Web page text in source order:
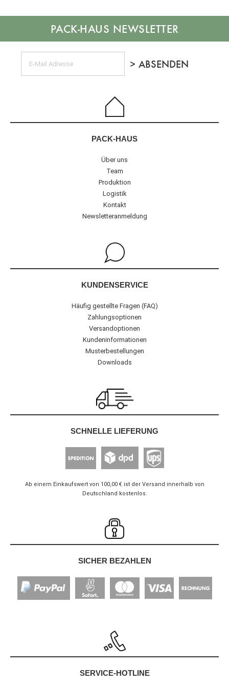
NEWSLETTER
PACK-HAUS
Über uns
Team
Produktion
Logistik
Kontakt
Newsletteranmeldung
KUNDENSERVICE
Häufig gestellte Fragen (FAQ)
Zahlungsoptionen
Versandoptionen
Kundeninformationen
Musterbestellungen
Downloads
SCHNELLE LIEFERUNG
Ab einem Einkaufswert von 100,00 € ist der Versand innerhalb von
Deutschland kostenlos.
SICHER BEZAHLEN
SERVICE-HOTLINE